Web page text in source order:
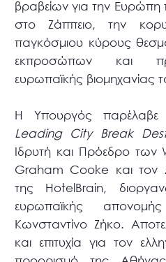
βραβείων για την
στο Ζάππειο, την
παγκόσμιου κύρους
εκπροσώπων και
ευρωπαϊκής βιομηχανίας
H Υπουργός παρέλαβε
Leading City Break
Ιδρυτή και Πρόεδρο
Graham Cooke και τον
της HotelBrain,
ευρωπαϊκής
Κωνσταντίνο Ζήκο.
και επιτυχία για τον